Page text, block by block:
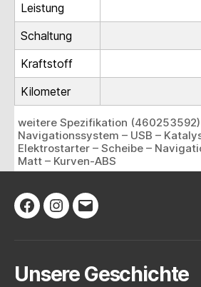
Leistung
Schaltung
Kraftstoff
Kilometer
weitere Spezifikation (460253592)
Navigationssystem – USB –
Elektrostarter – Scheibe –
Matt – Kurven-ABS
Facebook
Instagram
E-
Unsere Geschichte